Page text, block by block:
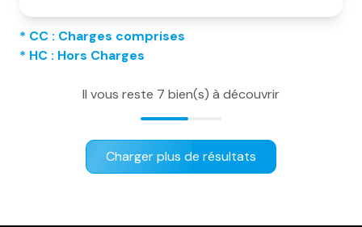
* CC : Charges comprises
* HC : Hors Charges
Il vous reste 7 bien(s) à découvrir
Charger plus de résultats